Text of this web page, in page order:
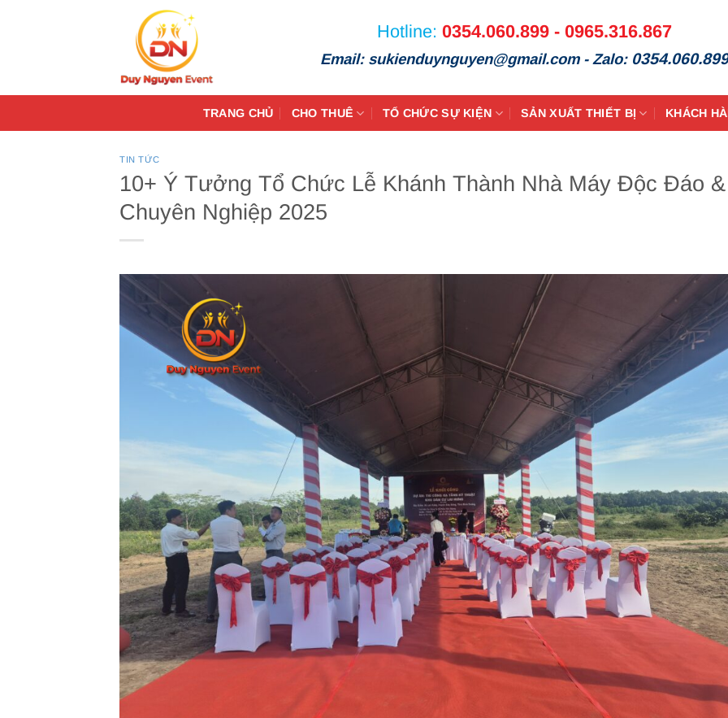
Hotline: 0354.060.899 - 0965.316.867
Email: sukienduynguyen@gmail.com - Zalo: 0354.060.899
TRANG CHỦ CHO THUÊ TỔ CHỨC SỰ KIỆN SẢN XUẤT THIẾT BỊ KHÁCH
TIN TỨC
10+ Ý Tưởng Tổ Chức Lễ Khánh Thành Nhà Máy Độc Đáo &
Chuyên Nghiệp 2025